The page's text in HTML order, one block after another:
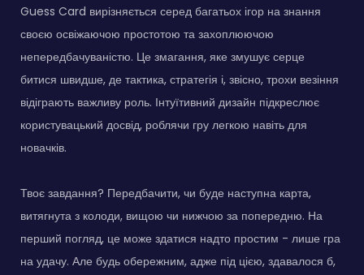
Guess Card вирізняється серед багатьох ігор на знання
своєю освіжаючою простотою та захоплюючою
непередбачуваністю. Це змагання, яке змушує серце
битися швидше, де тактика, стратегія і, звісно, трохи везіння
відіграють важливу роль. Інтуїтивний дизайн підкреслює
користувацький досвід, роблячи гру легкою навіть для
новачків.
Твоє завдання? Передбачити, чи буде наступна карта,
витягнута з колоди, вищою чи нижчою за попередню. На
перший погляд, це може здатися надто простим - лише гра
на удачу. Але будь обережним, адже під цією, здавалося б,